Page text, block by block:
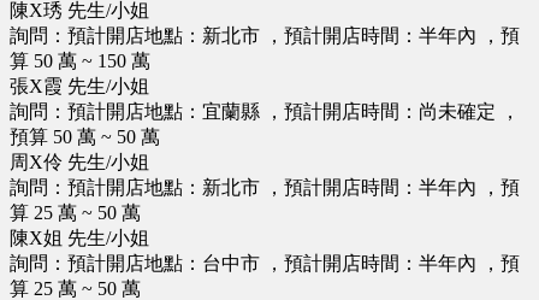
陳X琇 先生/小姐
詢問：預計開店地點：新北市 ，預計開店時間：半年內 ，預
算 50 萬 ~ 150 萬
張X霞 先生/小姐
詢問：預計開店地點：宜蘭縣 ，預計開店時間：尚未確定 ，
預算 50 萬 ~ 50 萬
周X伶 先生/小姐
詢問：預計開店地點：新北市 ，預計開店時間：半年內 ，預
算 25 萬 ~ 50 萬
陳X姐 先生/小姐
詢問：預計開店地點：台中市 ，預計開店時間：半年內 ，預
算 25 萬 ~ 50 萬